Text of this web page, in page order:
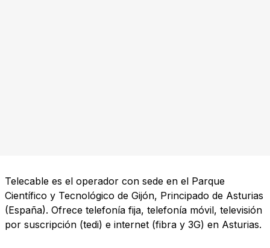
Telecable es el operador con sede en el Parque
Científico y Tecnológico de Gijón, Principado de Asturias
(España). Ofrece telefonía fija, telefonía móvil, televisión
por suscripción (tedi) e internet (fibra y 3G) en Asturias.